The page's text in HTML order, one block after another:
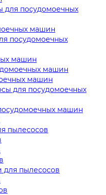
посудомоечных
машин
посудомоечных
машин
машин
машин
для посудомоечных
машин
пылесосов
для пылесосов